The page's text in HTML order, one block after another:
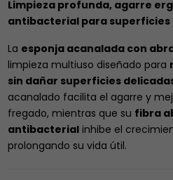
Limpieza profunda, agarre
antibacterial para superficies
La esponja acanalada con
limpieza multiuso diseñado para
sin dañar superficies
acanalado facilita el agarre y
fregado, mientras que su fibra
antibacterialinhibe el
prolongando su vida útil.